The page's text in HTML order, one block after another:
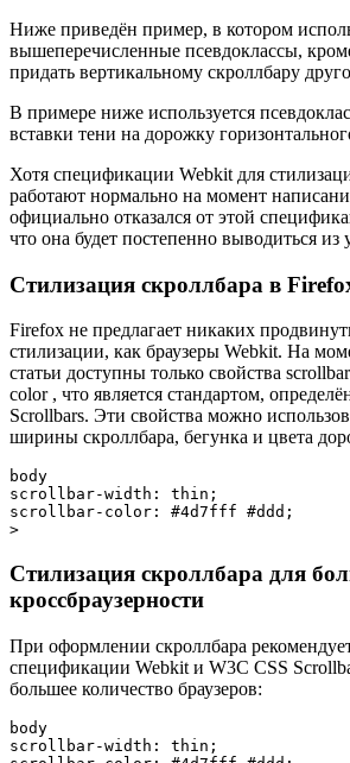
Ниже приведён пример, в котором
вышеперечисленные псевдоклассы,
придать вертикальному скроллбару
В примере ниже используется
вставки тени на дорожку
Хотя спецификации Webkit для
работают нормально на момент
официально отказался от этой
что она будет постепенно выводиться из
Стилизация скроллбара в
Firefox не предлагает никаких
стилизации, как браузеры Webkit. На
статьи доступны только свойства
color , что является стандартом,
Scrollbars. Эти свойства можно
ширины скроллбара, бегунка и цвета
body
scrollbar-width : thin ;
scrollbar-color : #4d7fff #ddd ;
>
Стилизация скроллбара для
кроссбраузерности
При оформлении скроллбара
спецификации Webkit и W3C CSS
большее количество браузеров:
body
scrollbar-width : thin ;